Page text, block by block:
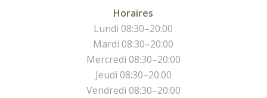
Horaires
Lundi 08:30–20:00
Mardi 08:30–20:00
Mercredi 08:30–20:00
Jeudi 08:30–20:00
Vendredi 08:30–20:00